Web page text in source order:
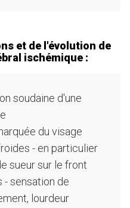
et de l'évolution de
ischémique :
soudaine d'une
du visage
- en particulier
sueur sur le front
- sensation de
lourdeur